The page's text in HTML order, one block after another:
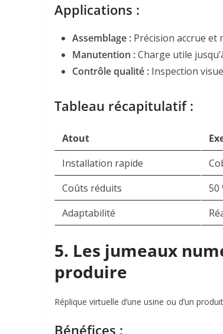
Applications :
Assemblage : Précision accrue et
Manutention :Charge utile
Contrôle qualité : Inspection
Tableau récapitulatif :
Atout
Installation rapide
Coûts réduits
50
Adaptabilité
5. Les jumeaux
produire
Réplique virtuelle d’une usine ou d’un
Bénéfices :